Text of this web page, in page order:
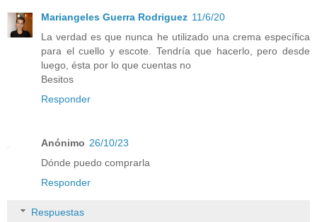
Mariangeles Guerra Rodriguez 11/6/20
La verdad es que nunca he utilizado una crema específica
para el cuello y escote. Tendría que hacerlo, pero desde
luego, ésta por lo que cuentas no
Besitos
Responder
Anónimo 26/10/23
Dónde puedo comprarla
Responder
Respuestas